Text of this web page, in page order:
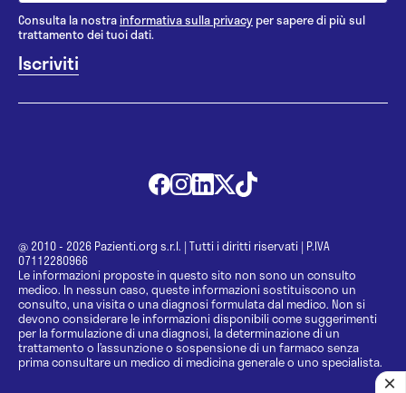
Consulta la nostrainformativa sulla privacy per sapere di più sul
trattamento dei tuoi dati.
@ 2010 - 2026 Pazienti.org s.r.l. | Tutti i diritti riservati | P.IVA
07112280966
Le informazioni proposte in questo sito non sono un consulto
medico. In nessun caso, queste informazioni sostituiscono un
consulto, una visita o una diagnosi formulata dal medico. Non si
devono considerare le informazioni disponibili come suggerimenti
per la formulazione di una diagnosi, la determinazione di un
trattamento o l’assunzione o sospensione di un farmaco senza
prima consultare un medico di medicina generale o uno specialista.